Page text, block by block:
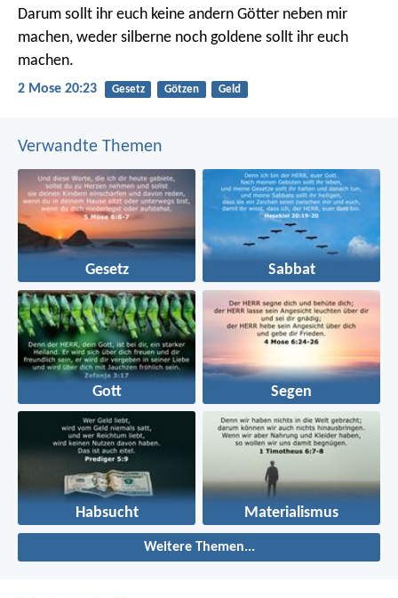
Darum sollt ihr euch keine andern Götter neben mir
machen, weder silberne noch goldene sollt ihr euch
machen.
2 Mose 20:23 Gesetz Götzen Geld
Verwandte Themen
Gesetz Sabbat
Gott Segen
Habsucht Materialismus
Weitere Themen...